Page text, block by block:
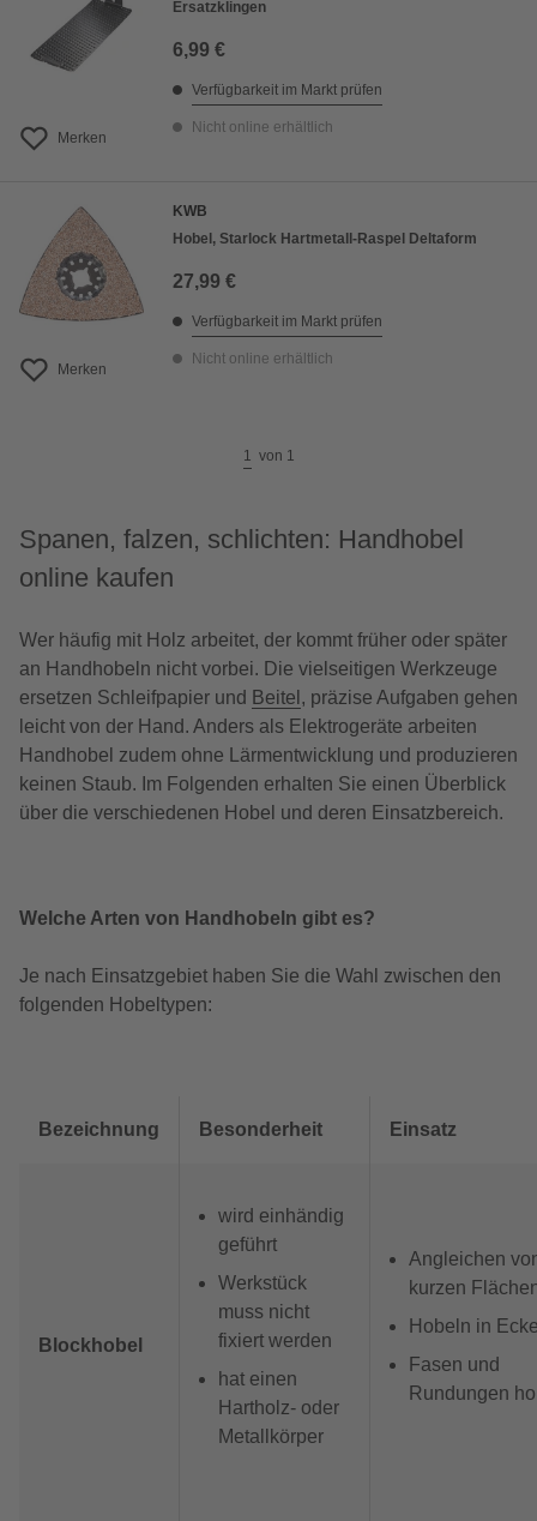
Merken
Ersatzklingen
6,99 €
Verfügbarkeit im Markt prüfen
Nicht online erhältlich
Merken
KWB
Hobel, Starlock Hartmetall-Raspel Deltaform
27,99 €
Verfügbarkeit im Markt prüfen
Nicht online erhältlich
1 von 1
Spanen, falzen, schlichten: Handhobel
online kaufen
Wer häufig mit Holz arbeitet, der kommt früher oder später
an Handhobeln nicht vorbei. Die vielseitigen Werkzeuge
ersetzen Schleifpapier und Beitel , präzise Aufgaben gehen
leicht von der Hand. Anders als Elektrogeräte arbeiten
Handhobel zudem ohne Lärmentwicklung und produzieren
keinen Staub. Im Folgenden erhalten Sie einen Überblick
über die verschiedenen Hobel und deren Einsatzbereich.
Welche Arten von Handhobeln gibt es?
Je nach Einsatzgebiet haben Sie die Wahl zwischen den
folgenden Hobeltypen:
Bezeichnung Besonderheit Einsatz
Blockhobel
wird einhändig
geführt
Werkstück
muss nicht
fixiert werden
hat einen
Hartholz- oder
Metallkörper
Angleichen
kurzen
Hobeln in
Fasen und
Rundungen